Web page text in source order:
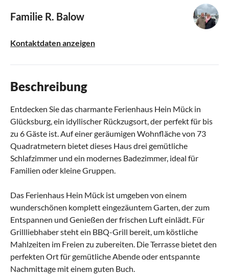
Familie R. Balow
Kontaktdaten anzeigen
Beschreibung
Entdecken Sie das charmante Ferienhaus Hein Mück in
Glücksburg, ein idyllischer Rückzugsort, der perfekt für bis
zu 6 Gäste ist. Auf einer geräumigen Wohnfläche von 73
Quadratmetern bietet dieses Haus drei gemütliche
Schlafzimmer und ein modernes Badezimmer, ideal für
Familien oder kleine Gruppen.
Das Ferienhaus Hein Mück ist umgeben von einem
wunderschönen komplett eingezäuntem Garten, der zum
Entspannen und Genießen der frischen Luft einlädt. Für
Grillliebhaber steht ein BBQ-Grill bereit, um köstliche
Mahlzeiten im Freien zu zubereiten. Die Terrasse bietet den
perfekten Ort für gemütliche Abende oder entspannte
Nachmittage mit einem guten Buch.